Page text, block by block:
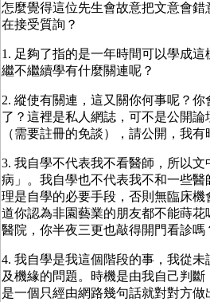
怎麼覺得這位先生會故意把文意會
在接受質詢？
1. 足夠了指的是一年時間可以學成
繼不繼續學有什麼關連呢？
2. 縱使有關連，這又關你何事呢？
了？這裡是私人網誌，可不是公開
（需要註冊的免談），請公開，我有
3. 我自學不代表我不看醫師，所以
病」。我自學也不代表我不和一些
理是自學的必要手段，否則無臨床
道你認為非園藝業的朋友都不能蒔
醫院，你半夜三更也敲得開門看診嗎
4. 我自學是我這個階段的事，我從
及機緣的問題。時機是由我自己判
是一個只經由網路幾句話就對對方